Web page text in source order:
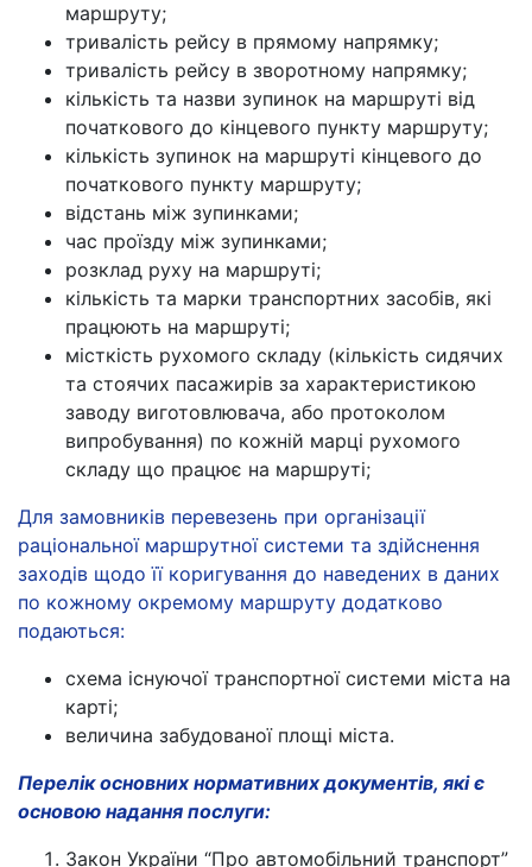
маршруту;
тривалість рейсу в прямому напрямку;
тривалість рейсу в зворотному напрямку;
кількість та назви зупинок на маршруті від
початкового до кінцевого пункту маршруту;
кількість зупинок на маршруті кінцевого до
початкового пункту маршруту;
відстань між зупинками;
час проїзду між зупинками;
розклад руху на маршруті;
кількість та марки транспортних засобів, які
працюють на маршруті;
місткість рухомого складу (кількість сидячих
та стоячих пасажирів за характеристикою
заводу виготовлювача, або протоколом
випробування) по кожній марці рухомого
складу що працює на маршруті;
Для замовників перевезень при організації
раціональної маршрутної системи та здійснення
заходів щодо її коригування до наведених в даних
по кожному окремому маршруту додатково
подаються:
схема існуючої транспортної системи міста на
карті;
величина забудованої площі міста.
Перелік основних нормативних документів, які є
основою надання послуги:
Закон України “Про автомобільний транспорт”